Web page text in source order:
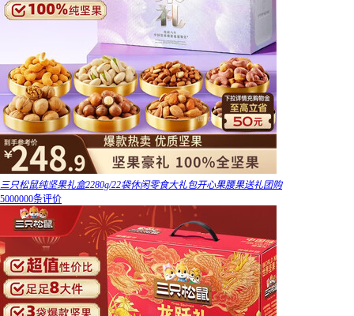
三只松鼠纯坚果礼盒2280g/22袋休闲零食大礼包开心果腰果送礼团购
5000000条评价